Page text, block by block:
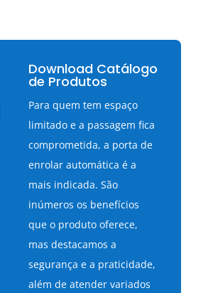
Download Catálogo
de Produtos
Para quem tem espaço
limitado e a passagem fica
comprometida, a porta de
enrolar automática é a
mais indicada. São
inúmeros os benefícios
que o produto oferece,
mas destacamos a
segurança e a praticidade,
além de atender variados